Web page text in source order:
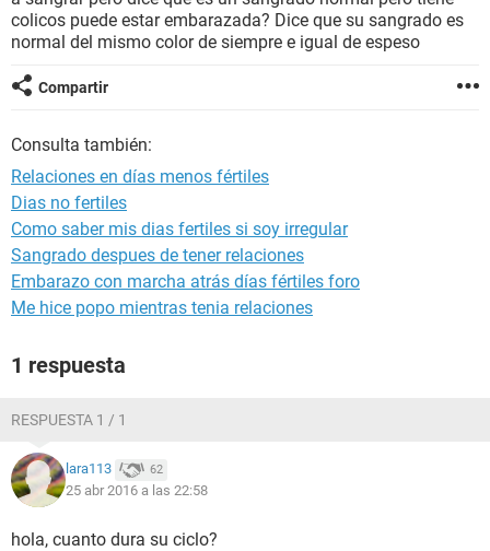
colicos puede estar embarazada? Dice que su sangrado es
normal del mismo color de siempre e igual de espeso
Compartir
Consulta también:
Relaciones en días menos fértiles
Dias no fertiles
Como saber mis dias fertiles si soy irregular
Sangrado despues de tener relaciones
Embarazo con marcha atrás días fértiles foro
Me hice popo mientras tenia relaciones
1 respuesta
RESPUESTA 1 / 1
lara113 62
25 abr 2016 a las 22:58
hola, cuanto dura su ciclo?